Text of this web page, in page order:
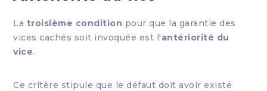
La troisième condition pour que la garantie des
vices cachés soit invoquée est l'antériorité du
vice.
Ce critère stipule que le défaut doit avoir existé